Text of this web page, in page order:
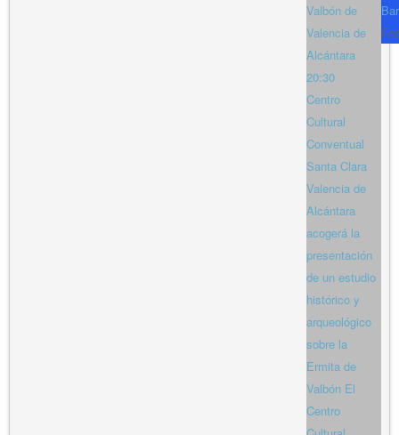
Valbón de
Valencia de
Alcántara
20:30
Centro
Cultural
Conventual
Santa Clara
Valencia de
Alcántara
acogerá la
presentación
de un estudio
histórico y
arqueológico
sobre la
Ermita de
Valbón El
Centro